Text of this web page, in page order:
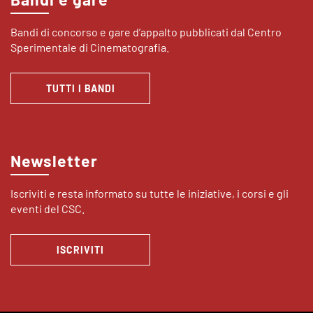
Bandi di concorso e gare d’appalto pubblicati dal Centro
Sperimentale di Cinematografia.
TUTTI I BANDI
Newsletter
Iscriviti e resta informato su tutte le iniziative, i corsi e gli
eventi del CSC.
ISCRIVITI